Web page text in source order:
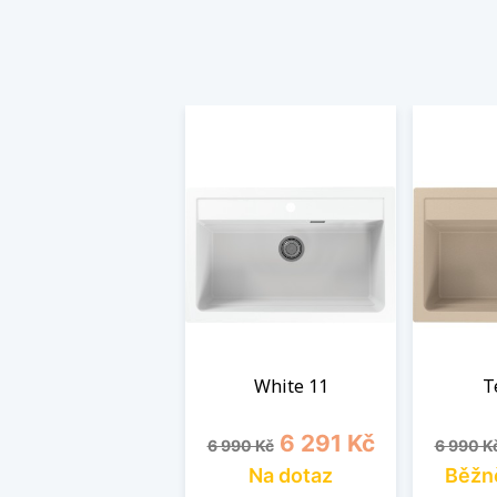
White 11
Běžná cena
6 990 Kč Cena
6 291 Kč
Na dotaz
Běžná
6 990